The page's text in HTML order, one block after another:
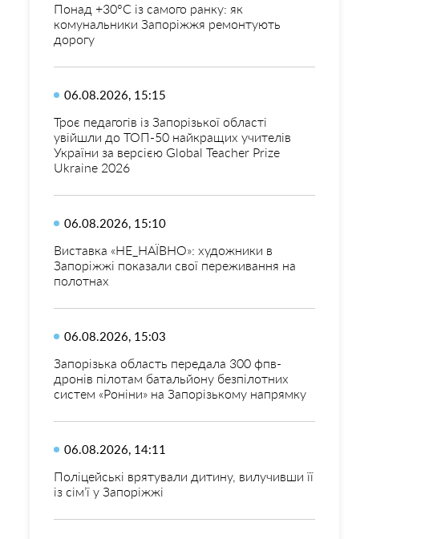
Понад +30°C із самого ранку: як
комунальники Запоріжжя ремонтують
дорогу
06.08.2026, 15:15
Троє педагогів із Запорізької області
увійшли до ТОП-50 найкращих учителів
України за версією Global Teacher Prize
Ukraine 2026
06.08.2026, 15:10
Виставка «НЕ_НАЇВНО»: художники в
Запоріжжі показали свої переживання на
полотнах
06.08.2026, 15:03
Запорізька область передала 300 фпв-
дронів пілотам батальйону безпілотних
систем «Роніни» на Запорізькому напрямку
06.08.2026, 14:11
Поліцейські врятували дитину, вилучивши її
із сім’ї у Запоріжжі